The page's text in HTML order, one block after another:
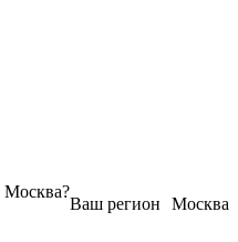
Москва
Ваш регион
Москва?